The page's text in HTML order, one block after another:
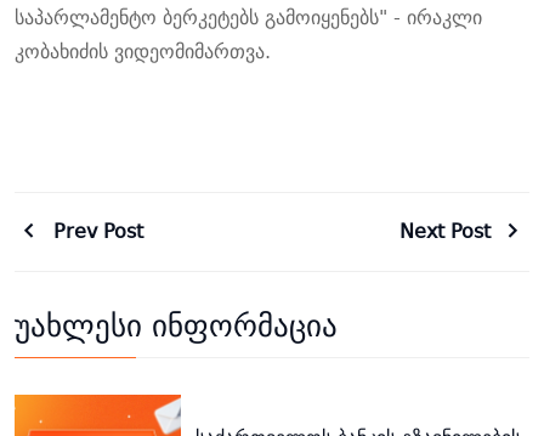
საპარლამენტო ბერკეტებს გამოიყენებს" - ირაკლი
კობახიძის ვიდეომიმართვა.
Prev Post Next Post
უახლესი ინფორმაცია